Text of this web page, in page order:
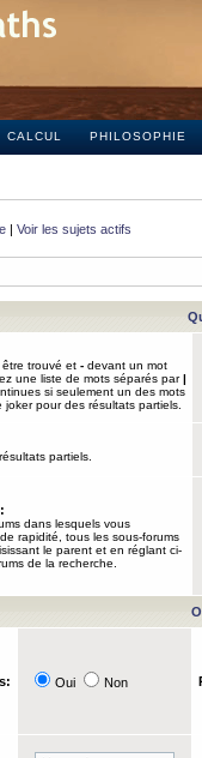
CALCUL PHILOSOPHIE
| Voir les sujets actifs
trouvé et - devant un mot
une liste de mots séparés par|
si seulement un des mots
pour des résultats partiels.
partiels.
dans lesquels vous
rapidité, tous les sous-forums
le parent et en réglant ci-
de la recherche.
Oui Non